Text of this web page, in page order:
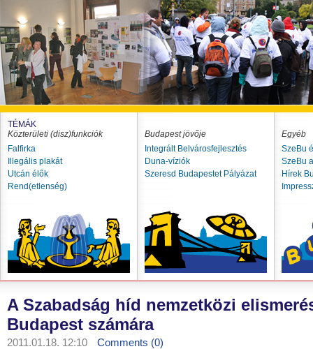
TÉMÁK
Közterületi (disz)funkciók
Falfirka
Illegális plakát
Utcán élők
Rend(etlenség)
Budapest jövője
Integrált Belvárosfejlesztés
Duna-víziók
Szeresd Budapestet Pályázat
Egyéb
SzeBu
SzeBu
Hírek
A Szabadság híd nemzetközi
Budapest számára
2011.01.18. 12:10 Comments (0)